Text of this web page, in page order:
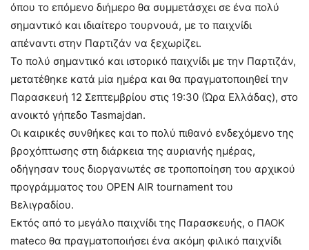
όπου το επόμενο διήμερο θα συμμετάσχει σε ένα πολύ
σημαντικό και ιδιαίτερο τουρνουά, με το παιχνίδι
απέναντι στην Παρτιζάν να ξεχωρίζει.
Το πολύ σημαντικό και ιστορικό παιχνίδι με την Παρτιζάν,
μετατέθηκε κατά μία ημέρα και θα πραγματοποιηθεί την
Παρασκευή 12 Σεπτεμβρίου στις 19:30 (Ώρα Ελλάδας), στο
ανοικτό γήπεδο Tasmajdan.
Οι καιρικές συνθήκες και το πολύ πιθανό ενδεχόμενο της
βροχόπτωσης στη διάρκεια της αυριανής ημέρας,
οδήγησαν τους διοργανωτές σε τροποποίηση του αρχικού
προγράμματος του OPEN AIR tournament του
Βελιγραδίου.
Εκτός από το μεγάλο παιχνίδι της Παρασκευής, ο ΠΑΟΚ
mateco θα πραγματοποιήσει ένα ακόμη φιλικό παιχνίδι